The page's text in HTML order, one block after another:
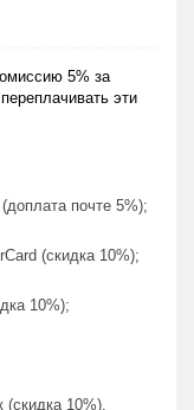
5% за
эти
почте 5%);
(скидка 10%);
10%);
10%).